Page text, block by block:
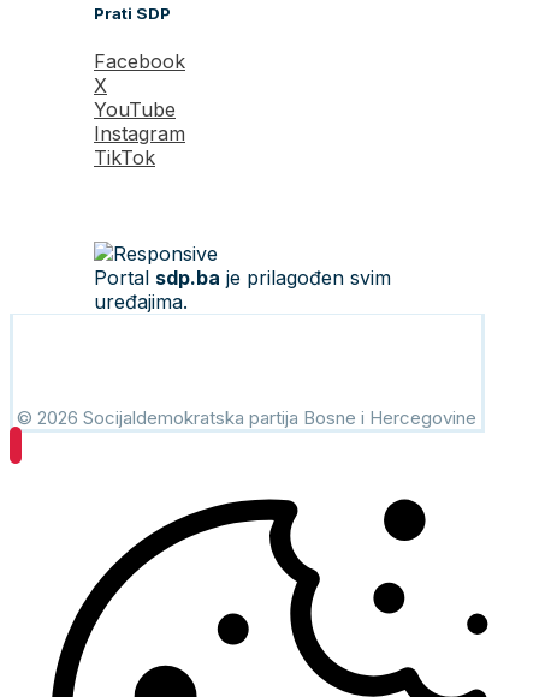
Prati SDP
Facebook
X
YouTube
Instagram
TikTok
Portal sdp.ba je prilagođen svim
uređajima.
© 2026 Socijaldemokratska partija Bosne i Hercegovine